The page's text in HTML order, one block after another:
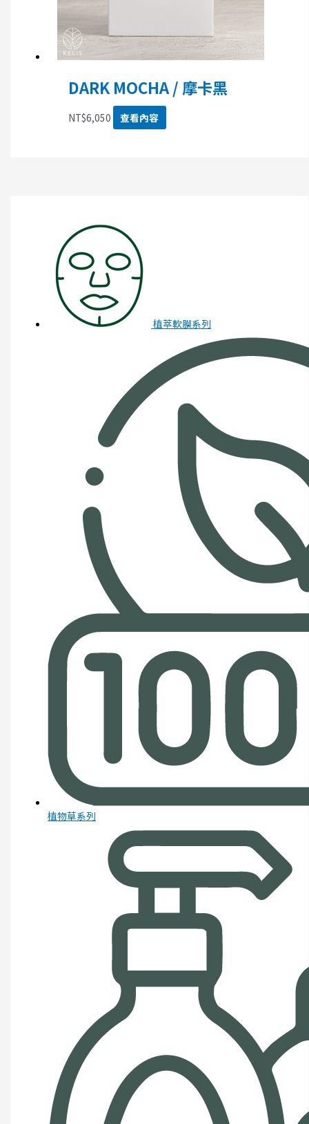
植萃軟膜系列
植物草系列
DARK MOCHA / 摩卡黑
NT$6,050 查看內容